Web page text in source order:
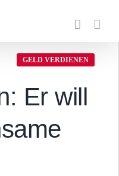
GELD VERDIENEN
Er will